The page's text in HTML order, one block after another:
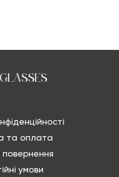
та оплата
умови